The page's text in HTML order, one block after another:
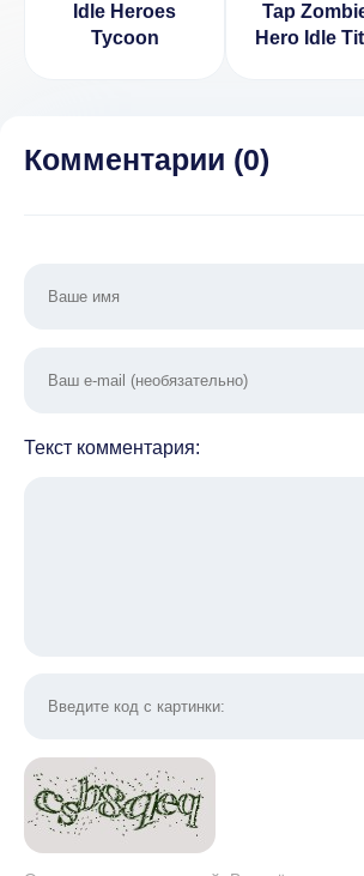
Idle Heroes
Tycoon
Tap
Hero Idle
Комментарии (0)
Текст комментария: